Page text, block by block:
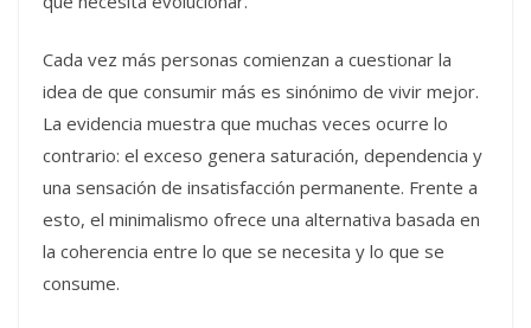
Cada vez más personas comienzan a cuestionar la
idea de que consumir más es sinónimo de vivir mejor.
La evidencia muestra que muchas veces ocurre lo
contrario: el exceso genera saturación, dependencia y
una sensación de insatisfacción permanente. Frente a
esto, el minimalismo ofrece una alternativa basada en
la coherencia entre lo que se necesita y lo que se
consume.